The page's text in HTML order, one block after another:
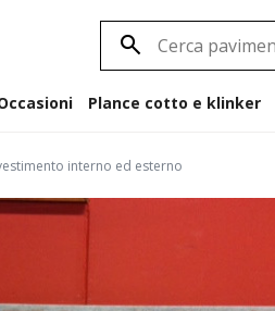
Plance cotto e klinker
interno ed esterno